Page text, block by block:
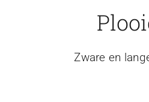
Zware en